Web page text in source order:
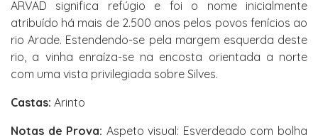
ARVAD significa refúgio e foi o nome inicialmente
atribuído há mais de 2.500 anos pelos povos fenícios ao
rio Arade. Estendendo-se pela margem esquerda deste
rio, a vinha enraíza-se na encosta orientada a norte
com uma vista privilegiada sobre Silves.
Castas: Arinto
Notas de Prova: Aspeto visual: Esverdeado com bolha